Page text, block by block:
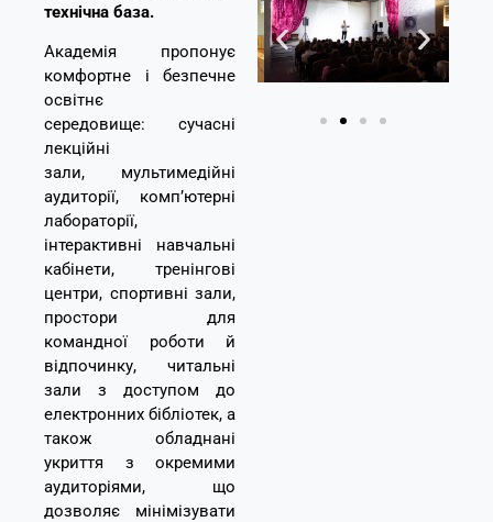
технічна база.
Академія пропонує
комфортне і безпечне
освітнє
середовище: сучасні
лекційні
зали, мультимедійні
аудиторії, комп’ютерні
лабораторії,
інтерактивні навчальні
кабінети, тренінгові
центри, спортивні зали,
простори для
командної роботи й
відпочинку, читальні
зали з доступом до
електронних бібліотек, а
також обладнані
укриття з окремими
аудиторіями, що
дозволяє мінімізувати